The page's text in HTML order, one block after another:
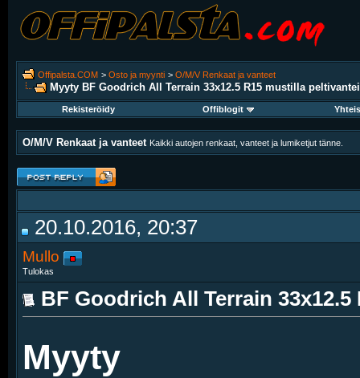
Offipalsta.COM > Osto ja myynti > O/M/V Renkaat ja vanteet
Myyty BF Goodrich All Terrain 33x12.5 R15 mustilla
Rekisteröidy Offiblogit
O/M/V Renkaat ja vanteet Kaikki autojen renkaat, vanteet ja lumiketjut tänne.
20.10.2016, 20:37
Mullo
Tulokas
BF Goodrich All Terrain
Myyty